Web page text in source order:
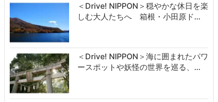
＜Drive! NIPPON＞穏やかな休日を楽
しむ大人たちへ 箱根・小田原ド…
＜Drive! NIPPON＞海に囲まれたパワ
ースポットや妖怪の世界を巡る、…